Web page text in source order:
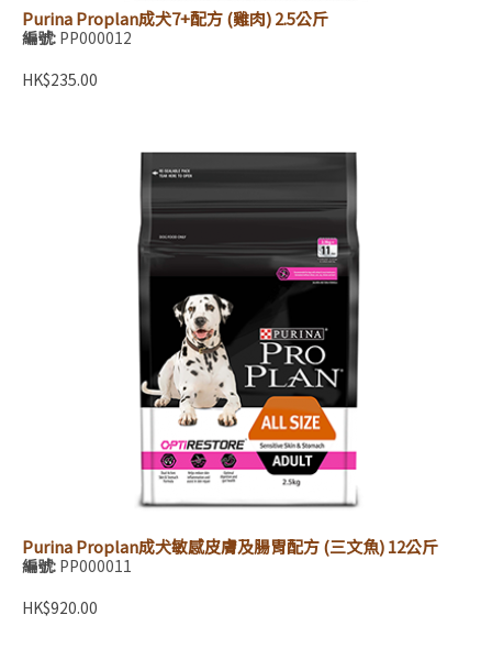
Purina Proplan成犬7+配方 (雞肉) 2.5公斤
編號: PP000012
HK$235.00
Purina Proplan成犬敏感皮膚及腸胃配方 (三文魚) 12公斤
編號: PP000011
HK$920.00